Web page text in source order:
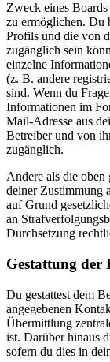
Zweck eines Boards
zu ermöglichen. Du
Profils und die von
zugänglich sein
einzelne
(z. B. andere
sind. Wenn du
Informationen im
Mail-Adresse aus
Betreiber und von
zugänglich.
Andere als die
deiner Zustimmung
auf Grund
an
Durchsetzung
Gestattung
Du gestattest dem
angegebenen
Übermittlung
ist. Darüber hinaus
sofern du dies in